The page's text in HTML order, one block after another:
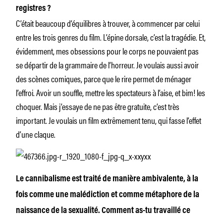
registres ?
C’était beaucoup d’équilibres à trouver, à commencer par celui
entre les trois genres du film. L’épine dorsale, c’est la tragédie. Et,
évidemment, mes obsessions pour le corps ne pouvaient pas
se départir de la grammaire de l’horreur. Je voulais aussi avoir
des scènes comiques, parce que le rire permet de ménager
l’effroi. Avoir un souffle, mettre les spectateurs à l’aise, et bim! les
choquer. Mais j’essaye de ne pas être gratuite, c’est très
important. Je voulais un film extrêmement tenu, qui fasse l’effet
d’une claque.
Le cannibalisme est traité de manière ambivalente, à la
fois comme une malédiction et comme métaphore de la
naissance de la sexualité. Comment as-tu travaillé ce